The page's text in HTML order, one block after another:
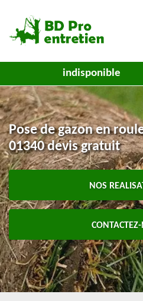
indisponible
Pose de gazon en
01340 devis gratuit
NOS